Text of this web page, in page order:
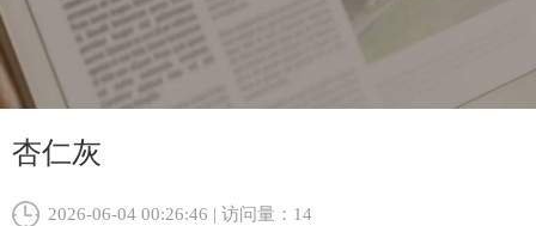
杏仁灰
2026-06-04 00:26:46 | 访问量： 14